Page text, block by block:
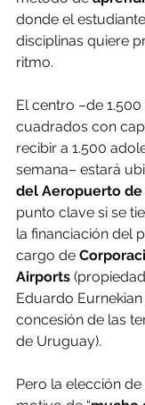
donde el
disciplinas quiere
ritmo.
El centro –de
cuadrados con
recibir a 1.500
semana– estará
del Aeropuerto de
punto clave si se
la financiación del
cargo de
Airports
Eduardo
concesión de las
de Uruguay).
Pero la elección